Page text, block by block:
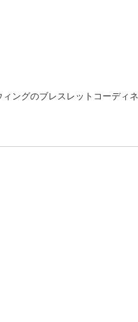
ングのブレスレットコーディ